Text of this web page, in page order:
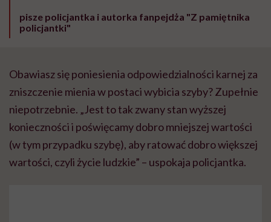
pisze policjantka i autorka fanpejdża "Z pamiętnika
policjantki"
Obawiasz się poniesienia odpowiedzialności karnej za
zniszczenie mienia w postaci wybicia szyby? Zupełnie
niepotrzebnie. „Jest to tak zwany stan wyższej
konieczności i poświęcamy dobro mniejszej wartości
(w tym przypadku szybę), aby ratować dobro większej
wartości, czyli życie ludzkie” – uspokaja policjantka.